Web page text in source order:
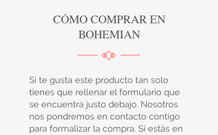
CÓMO COMPRAR EN
BOHEMIAN
Si te gusta este producto tan solo
tienes que rellenar el formulario que
se encuentra justo debajo. Nosotros
nos pondremos en contacto contigo
para formalizar la compra. Si estás en